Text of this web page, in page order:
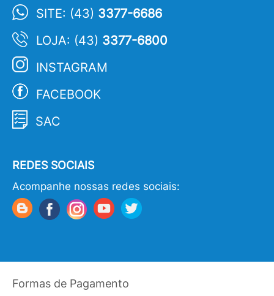
SITE: (43) 3377-6686
LOJA: (43) 3377-6800
INSTAGRAM
FACEBOOK
SAC
REDES SOCIAIS
Acompanhe nossas redes sociais:
Formas de Pagamento